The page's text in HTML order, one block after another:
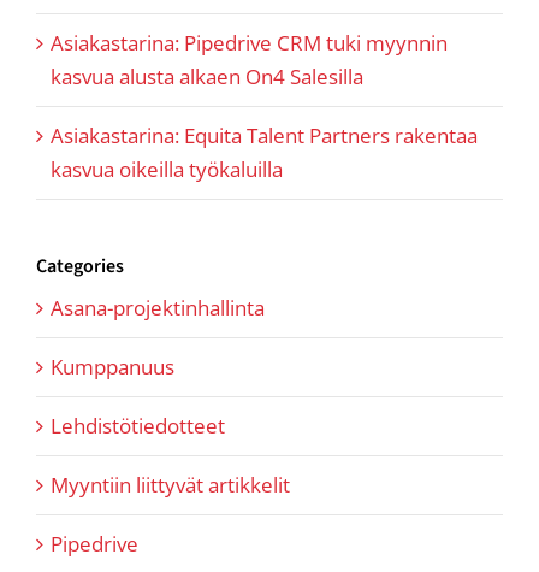
Asiakastarina: Pipedrive CRM tuki myynnin
kasvua alusta alkaen On4 Salesilla
Asiakastarina: Equita Talent Partners rakentaa
kasvua oikeilla työkaluilla
Categories
Asana-projektinhallinta
Kumppanuus
Lehdistötiedotteet
Myyntiin liittyvät artikkelit
Pipedrive